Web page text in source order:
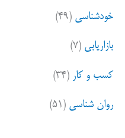
خودشناسی (۴۹)
بازاریابی (۷)
کسب و کار (۳۴)
روان شناسی (۵۱)